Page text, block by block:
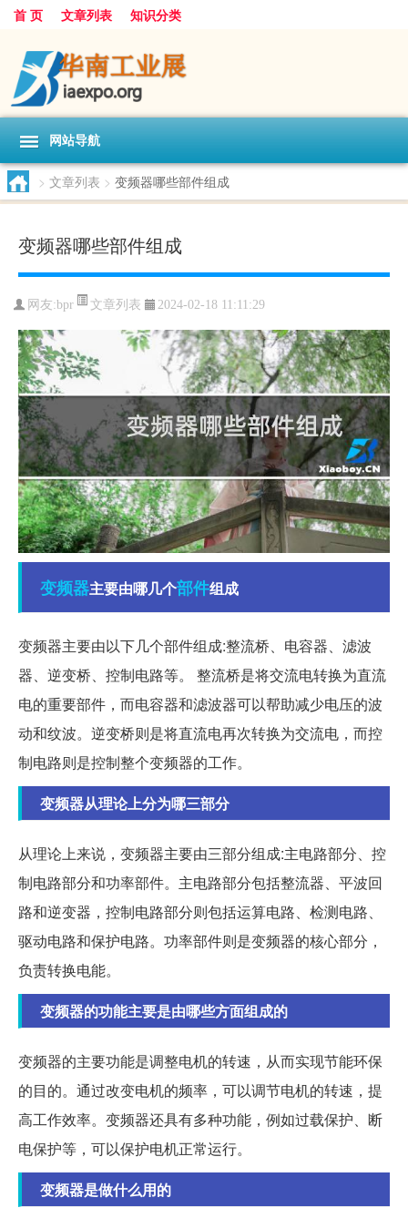
首 页 文章列表 知识分类
网站导航
> 文章列表 > 变频器哪些部件组成
变频器哪些部件组成
网友:bpr 文章列表 2024-02-18 11:11:29
变频器主要由哪几个部件组成
变频器主要由以下几个部件组成:整流桥、电容器、滤波
器、逆变桥、控制电路等。 整流桥是将交流电转换为直流
电的重要部件，而电容器和滤波器可以帮助减少电压的波
动和纹波。逆变桥则是将直流电再次转换为交流电，而控
制电路则是控制整个变频器的工作。
变频器从理论上分为哪三部分
从理论上来说，变频器主要由三部分组成:主电路部分、控
制电路部分和功率部件。主电路部分包括整流器、平波回
路和逆变器，控制电路部分则包括运算电路、检测电路、
驱动电路和保护电路。功率部件则是变频器的核心部分，
负责转换电能。
变频器的功能主要是由哪些方面组成的
变频器的主要功能是调整电机的转速，从而实现节能环保
的目的。通过改变电机的频率，可以调节电机的转速，提
高工作效率。变频器还具有多种功能，例如过载保护、断
电保护等，可以保护电机正常运行。
变频器是做什么用的